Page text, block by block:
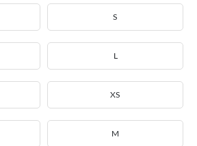
S
L
XS
M